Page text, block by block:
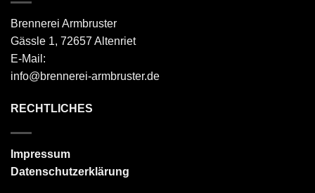
Brennerei Armbruster
Gässle 1, 72657 Altenriet
E-Mail:
info@brennerei-armbruster.de
RECHTLICHES
Impressum
Datenschutzerklärung